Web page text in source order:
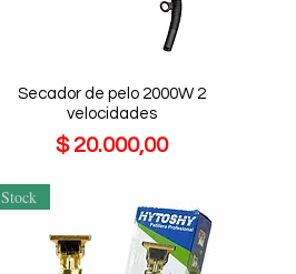
Secador de pelo 2000W 2
velocidades
Precio
$ 20.000,00
Stock